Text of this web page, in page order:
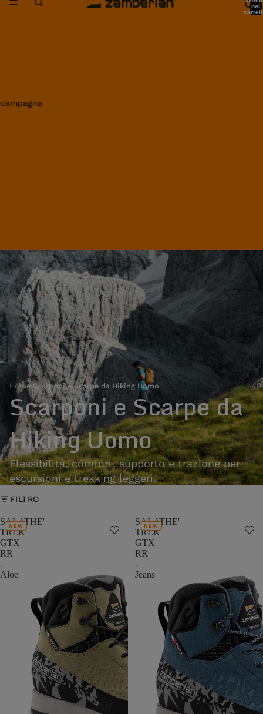
nel
Home›Scarponi e Scarpe da Hiking Uomo
Scarponi e Scarpe da
Hiking Uomo
Flessibilità, comfort, supporto e trazione per
escursioni e trekking leggeri.
FILTRO
SALATHE'
TREK
GTX
RR
-
Aloe
NEW
SALATHE'
TREK
GTX
RR
-
Jeans
NEW